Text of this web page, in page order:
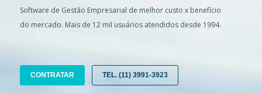
Software de Gestão Empresarial de melhor custo x benefício
do mercado. Mais de 12 mil usuários atendidos desde 1994.
CONTRATAR TEL. (11) 3991-3923